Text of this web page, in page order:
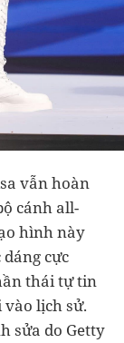
vẫn hoàn
cánh all-
hình này
cực
thái tự tin
lịch sử.
sửa do Getty